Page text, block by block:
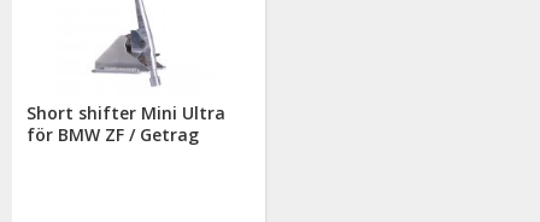
Short shifter Mini Ultra
för BMW ZF / Getrag